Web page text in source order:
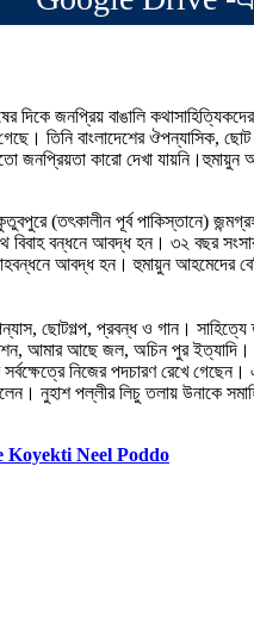
দিকে জনপ্রিয় বাঙালি
তিনি বাংলাদেশের ঔপন্যাসিক,
জনপ্রিয়তা কারো দেখা
(তৎকালীন পূর্ব পাকিস্তানে)
বিবাহ বন্ধনে আবদ্ধ হন। ৩২ বছর
আবদ্ধ হন। হুমায়ুন আহমেদের
ছোটগল্প, প্রবন্ধ ও গান।
আমার আছে জল, অচিন পুর
নিজের পদচারণ রেখে গেছেন।
নুহাশ পল্লীর লিচু তলায় উনাকে
Koyekti Neel Poddo